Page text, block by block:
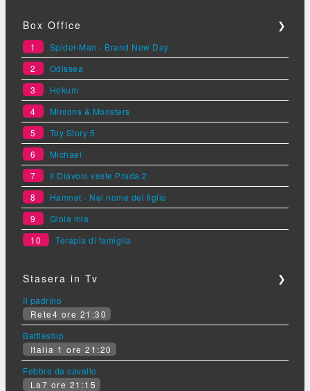
Box Office ❯
1
Spider-Man - Brand New Day
2
Odissea
3
Hokum
4
Minions & Monsters
5
Toy Story 5
6
Michael
7
Il Diavolo veste Prada 2
8
Hamnet - Nel nome del figlio
9
Gioia mia
10
Terapia di famiglia
Stasera in Tv ❯
Il padrino
Rete4 ore 21:30
Battleship
Italia 1 ore 21:20
Febbre da cavallo
La7 ore 21:15